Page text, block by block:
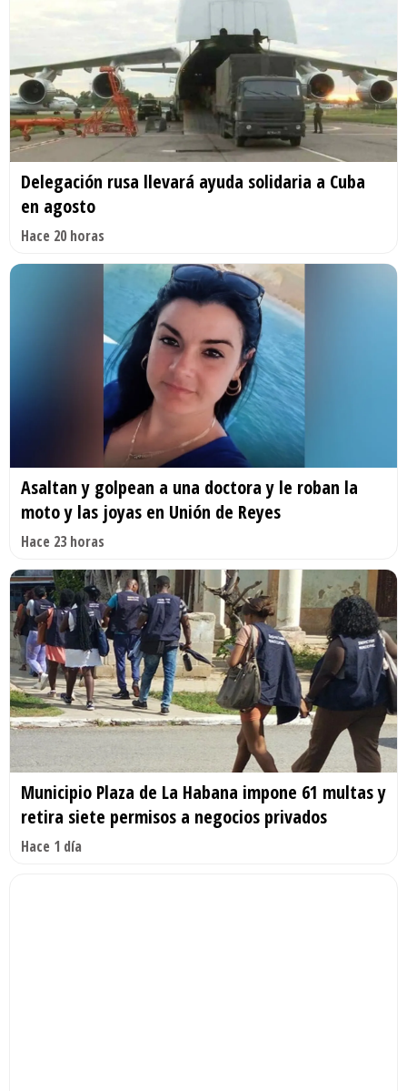
Delegación rusa llevará ayuda solidaria a Cuba
en agosto
Hace 20 horas
Asaltan y golpean a una doctora y le roban la
moto y las joyas en Unión de Reyes
Hace 23 horas
Municipio Plaza de La Habana impone 61 multas y
retira siete permisos a negocios privados
Hace 1 día